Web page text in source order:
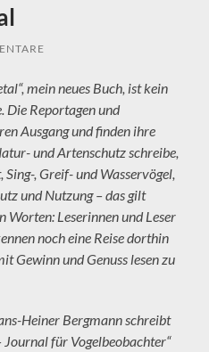
mein neues Buch, ist kein
Die Reportagen und
Ausgang und finden ihre
und Artenschutz schreibe,
, Greif- und Wasservögel,
und Nutzung – das gilt
Leserinnen und Leser
noch eine Reise dorthin
Gewinn und Genuss lesen zu
Heiner Bergmann schreibt
Journal für Vogelbeobachter“